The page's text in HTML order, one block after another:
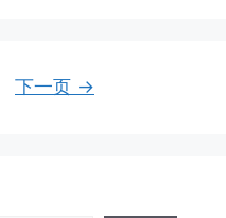
下一页 →